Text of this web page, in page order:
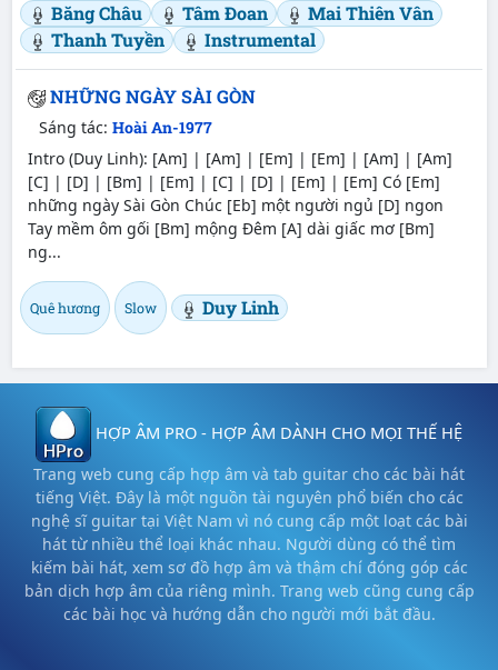
Băng Châu
Tâm Đoan
Mai Thiên Vân
Thanh Tuyền
Instrumental
NHỮNG NGÀY SÀI GÒN
Sáng tác: Hoài An-1977
Intro (Duy Linh): [Am] | [Am] | [Em] | [Em] | [Am] | [Am]
[C] | [D] | [Bm] | [Em] | [C] | [D] | [Em] | [Em] Có [Em]
những ngày Sài Gòn Chúc [Eb] một người ngủ [D] ngon
Tay mềm ôm gối [Bm] mộng Đêm [A] dài giấc mơ [Bm]
ng...
Quê hương Slow Duy Linh
HỢP ÂM PRO - HỢP ÂM DÀNH CHO MỌI THẾ HỆ
Trang web cung cấp hợp âm và tab guitar cho các bài hát
tiếng Việt. Đây là một nguồn tài nguyên phổ biến cho các
nghệ sĩ guitar tại Việt Nam vì nó cung cấp một loạt các bài
hát từ nhiều thể loại khác nhau. Người dùng có thể tìm
kiếm bài hát, xem sơ đồ hợp âm và thậm chí đóng góp các
bản dịch hợp âm của riêng mình. Trang web cũng cung cấp
các bài học và hướng dẫn cho người mới bắt đầu.